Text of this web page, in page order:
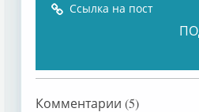
Ссылка на пост
Комментарии (5)